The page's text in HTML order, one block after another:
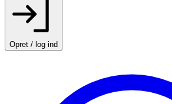
Opret / log ind